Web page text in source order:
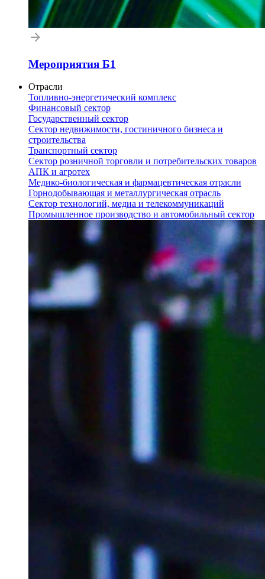
Мероприятия Б1
Отрасли
Топливно-энергетический комплекс
Финансовый сектор
Государственный сектор
Сектор недвижимости, гостиничного бизнеса и
строительства
Транспортный сектор
Сектор розничной торговли и потребительских товаров
АПК и агротех
Медико-биологическая и фармацевтическая отрасли
Горнодобывающая и металлургическая отрасль
Сектор технологий, медиа и телекоммуникаций
Промышленное производство и автомобильный сектор